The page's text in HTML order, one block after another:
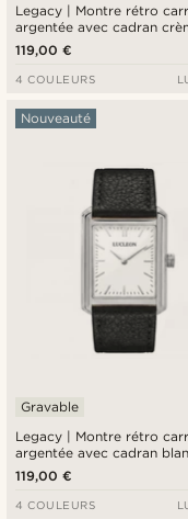
Legacy | Montre rétro
argentée avec cadran
chiffres romains et
cuir noir
119,00 €
4 COULEURS
Legacy | Montre rétro
argentée avec cadran
bracelet en cuir noir
Nouveauté
Gravable
119,00 €
4 COULEURS